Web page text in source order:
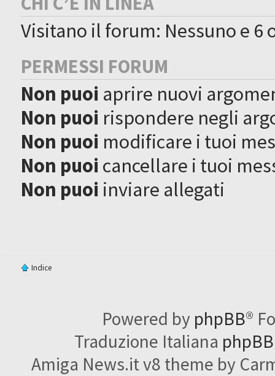
Visitano il forum: Nessuno e 6
PERMESSI FORUM
Non puoi aprire nuovi
Non puoi rispondere negli
Non puoi modificare i tuoi
Non puoi cancellare i tuoi
Non puoi inviare allegati
Indice
Powered by phpBB®
Traduzione Italiana
Amiga News.it v8 theme by